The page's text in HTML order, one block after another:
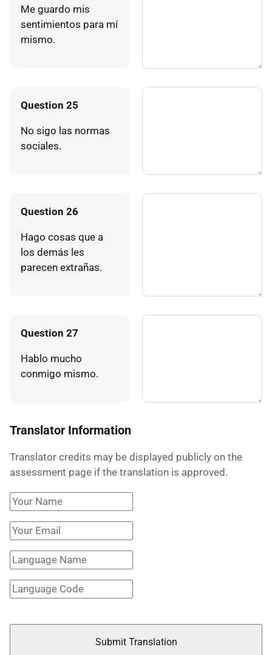
Me guardo mis
sentimientos para mí
mismo.
Question 25
No sigo las normas
sociales.
Question 26
Hago cosas que a
los demás les
parecen extrañas.
Question 27
Hablo mucho
conmigo mismo.
Translator Information
Translator credits may be displayed publicly on the
assessment page if the translation is approved.
Submit Translation